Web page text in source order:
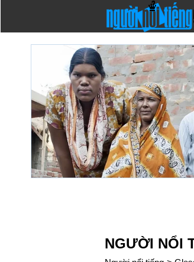
NGƯỜI NỔI